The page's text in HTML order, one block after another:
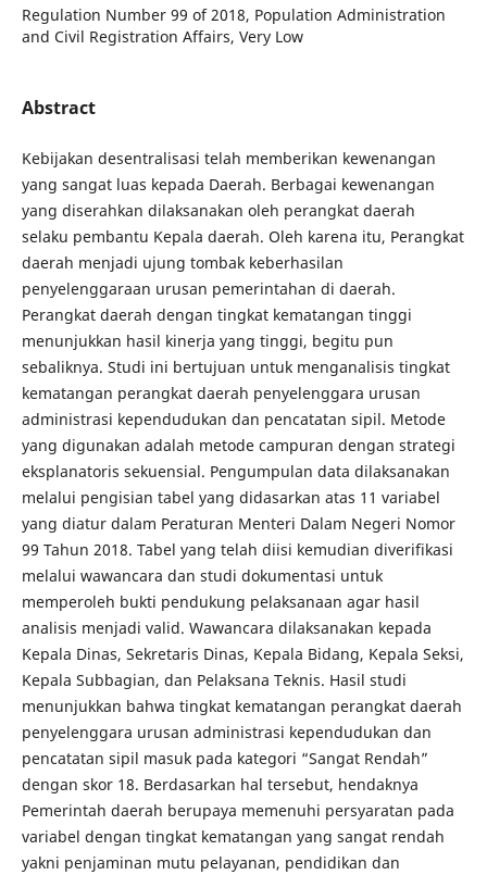
Regulation Number 99 of 2018, Population Administration
and Civil Registration Affairs, Very Low
Abstract
Kebijakan desentralisasi telah memberikan kewenangan
yang sangat luas kepada Daerah. Berbagai kewenangan
yang diserahkan dilaksanakan oleh perangkat daerah
selaku pembantu Kepala daerah. Oleh karena itu, Perangkat
daerah menjadi ujung tombak keberhasilan
penyelenggaraan urusan pemerintahan di daerah.
Perangkat daerah dengan tingkat kematangan tinggi
menunjukkan hasil kinerja yang tinggi, begitu pun
sebaliknya. Studi ini bertujuan untuk menganalisis tingkat
kematangan perangkat daerah penyelenggara urusan
administrasi kependudukan dan pencatatan sipil. Metode
yang digunakan adalah metode campuran dengan strategi
eksplanatoris sekuensial. Pengumpulan data dilaksanakan
melalui pengisian tabel yang didasarkan atas 11 variabel
yang diatur dalam Peraturan Menteri Dalam Negeri Nomor
99 Tahun 2018. Tabel yang telah diisi kemudian diverifikasi
melalui wawancara dan studi dokumentasi untuk
memperoleh bukti pendukung pelaksanaan agar hasil
analisis menjadi valid. Wawancara dilaksanakan kepada
Kepala Dinas, Sekretaris Dinas, Kepala Bidang, Kepala Seksi,
Kepala Subbagian, dan Pelaksana Teknis. Hasil studi
menunjukkan bahwa tingkat kematangan perangkat daerah
penyelenggara urusan administrasi kependudukan dan
pencatatan sipil masuk pada kategori “Sangat Rendah”
dengan skor 18. Berdasarkan hal tersebut, hendaknya
Pemerintah daerah berupaya memenuhi persyaratan pada
variabel dengan tingkat kematangan yang sangat rendah
yakni penjaminan mutu pelayanan, pendidikan dan